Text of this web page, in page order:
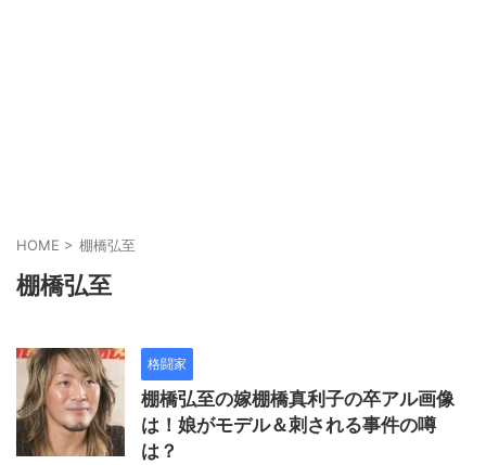
HOME > 棚橋弘至
棚橋弘至
格闘家
棚橋弘至の嫁棚橋真利子の卒アル画像
は！娘がモデル＆刺される事件の噂
は？